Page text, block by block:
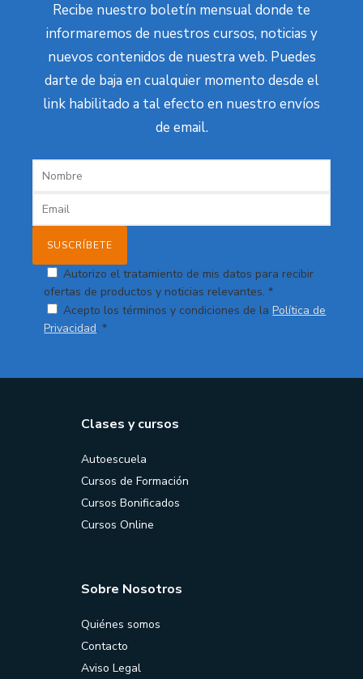
Recibe nuestro boletín mensual donde te
informaremos de nuestros cursos, noticias y
nuevos contenidos de nuestra web. Puedes
darte de baja en cualquier momento desde el
link habilitado a tal efecto en nuestro envíos
de email.
Autorizo el tratamiento de mis datos para recibir
ofertas de productos y noticias relevantes. *
Acepto los términos y condiciones de laPolítica de
Privacidad. *
Clases y cursos
Autoescuela
Cursos de Formación
Cursos Bonificados
Cursos Online
Sobre Nosotros
Quiénes somos
Contacto
Aviso Legal